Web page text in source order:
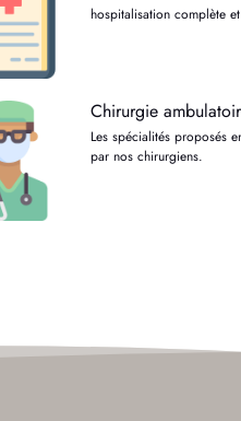
hospitalisation complète
Chirurgie
Les spécialités proposés
par nos chirurgiens.